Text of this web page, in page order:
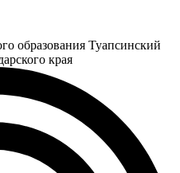
образования Туапсинский
края